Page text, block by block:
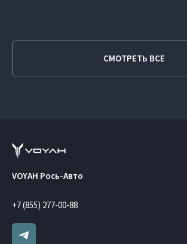
СМОТРЕТЬ ВСЕ
VOYAH Рось-Авто
+7 (855) 277-00-88